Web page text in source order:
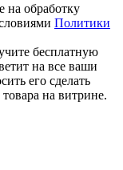
на обработку
Политики
бесплатную
на все ваши
его сделать
на витрине.